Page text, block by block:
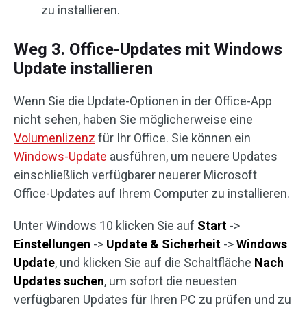
zu installieren.
Weg 3. Office-Updates mit Windows
Update installieren
Wenn Sie die Update-Optionen in der Office-App
nicht sehen, haben Sie möglicherweise eine
Volumenlizenz für Ihr Office. Sie können ein
Windows-Update ausführen, um neuere Updates
einschließlich verfügbarer neuerer Microsoft
Office-Updates auf Ihrem Computer zu installieren.
Unter Windows 10 klicken Sie auf Start ->
Einstellungen -> Update & Sicherheit ->Windows
Update, und klicken Sie auf die Schaltfläche Nach
Updates suchen, um sofort die neuesten
verfügbaren Updates für Ihren PC zu prüfen und zu